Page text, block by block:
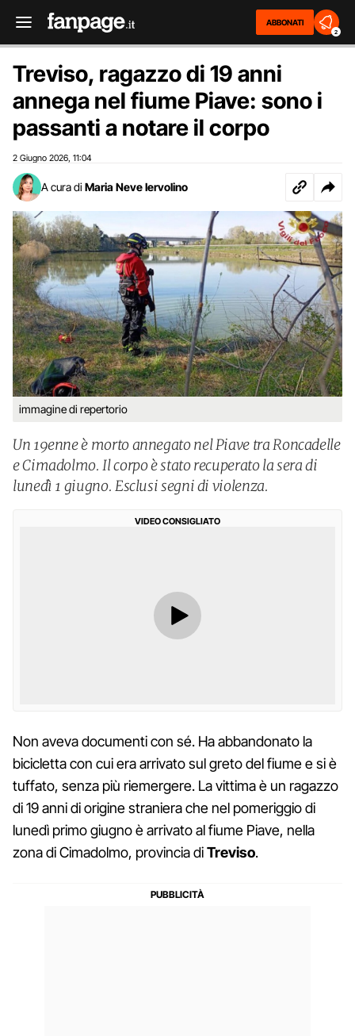
ABBONATI
2
Treviso, ragazzo di 19 anni
annega nel fiume Piave: sono i
passanti a notare il corpo
2 Giugno 2026 11:04
A cura di Maria Neve Iervolino
immagine di repertorio
Un 19enne è morto annegato nel Piave tra Roncadelle
e Cimadolmo. Il corpo è stato recuperato la sera di
lunedì 1 giugno. Esclusi segni di violenza.
VIDEO CONSIGLIATO
Non aveva documenti con sé. Ha abbandonato la
bicicletta con cui era arrivato sul greto del fiume e si è
tuffato, senza più riemergere. La vittima è un ragazzo
di 19 anni di origine straniera che nel pomeriggio di
lunedì primo giugno è arrivato al fiume Piave, nella
zona di Cimadolmo, provincia diTreviso.